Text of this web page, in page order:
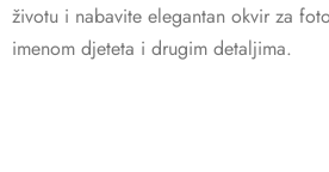
životu i nabavite elegantan okvir za
imenom djeteta i drugim detaljima.